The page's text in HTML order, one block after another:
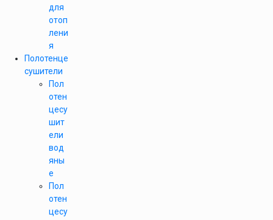
для
отоп
лени
я
Полотенце
сушители
Пол
отен
цесу
шит
ели
вод
яны
е
Пол
отен
цесу